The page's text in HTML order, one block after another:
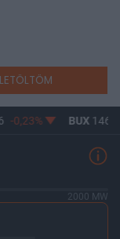
LETÖLTÖM
-0,23% BUX146
2000 MW